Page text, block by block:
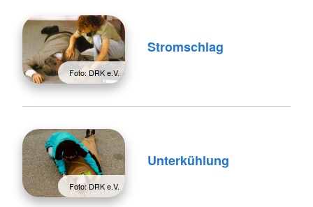
Foto: DRK e.V.
Stromschlag
Foto: DRK e.V.
Unterkühlung